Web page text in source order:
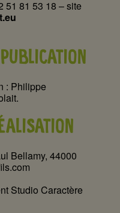
51 81 53 18 – site
: Philippe
Bellamy, 44000
Studio Caractère